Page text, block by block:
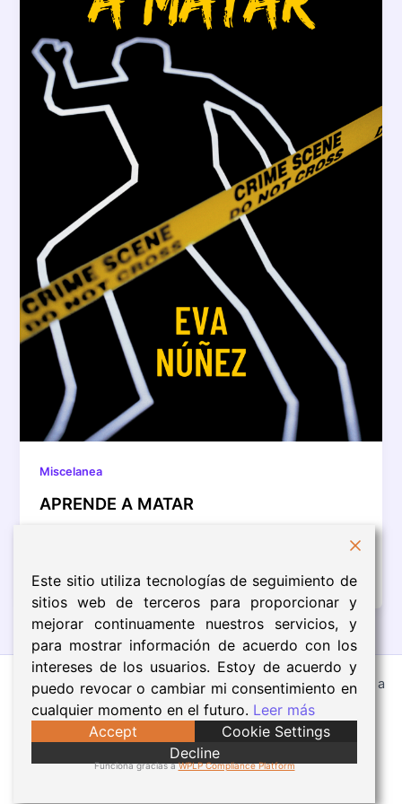
Miscelanea
APRENDE A MATAR
Aprende a matar es […]
Todos los derechos © 2026 Eva Núñez | Funciona gracias a
Tema Astra para WordPress
Aviso Legal
Política de Cookies
Este sitio utiliza tecnologías de seguimiento de
sitios web de terceros para proporcionar y
mejorar continuamente nuestros servicios, y
para mostrar información de acuerdo con los
intereses de los usuarios. Estoy de acuerdo y
puedo revocar o cambiar mi consentimiento en
cualquier momento en el futuro. Leer más
Accept
Cookie Settings
Decline
Funciona gracias aWPLP Compliance Platform